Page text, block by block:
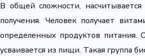
В общей сложности,
получения. Человек получает
определенных продуктов
усваивается из пищи. Такая группа